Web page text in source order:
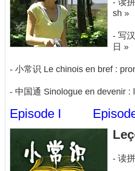
sh »
- 写
日 »
- 小常识 Le chinois en bref :
- 中国通 Sinologue en devenir :
Episode I
- 读